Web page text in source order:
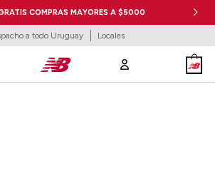
COMPRAS MAYORES A $5000
a todo Uruguay Locales